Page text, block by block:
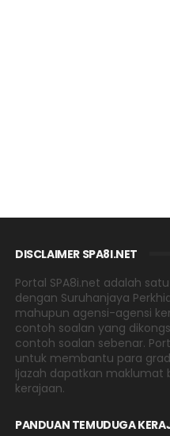
DISCLAIMER SPA8I.NET
Portal SPA8i.net adalah
dengan Suruhanjaya
mahupun agensi-agensi
contoh soalan yang
contoh soalan sebenar.
untuk membantu para
Ijazah dapatkan maklumat
kerajaan.
PANDUAN TEMUDUGA